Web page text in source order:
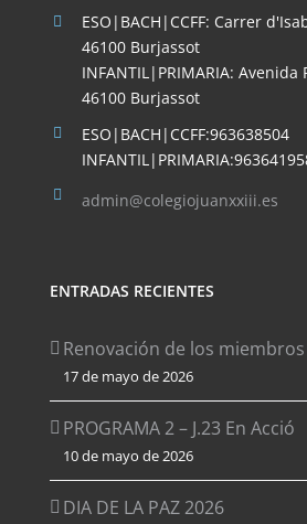
ESO|BACH|CCFF: Carrer
46100 Burjassot
INFANTIL|PRIMARIA:
46100 Burjassot
ESO|BACH|CCFF:963638504
admin@colegiojuanxxiii.es
ENTRADAS RECIENTES
Renovación de los miembros
17 de mayo de 2026
PROGRAMA 2 – J.23 En Acció
10 de mayo de 2026
DIA DE LA PAZ 2026